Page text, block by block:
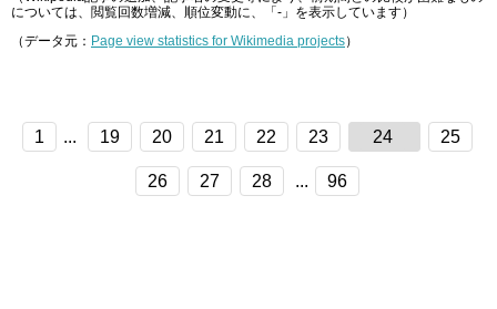
については、閲覧回数増減、順位変動に、「-」を表示しています）
（データ元： Page view statistics for Wikimedia projects）
1 ... 19 20 21 22 23 24 25
26 27 28 ... 96